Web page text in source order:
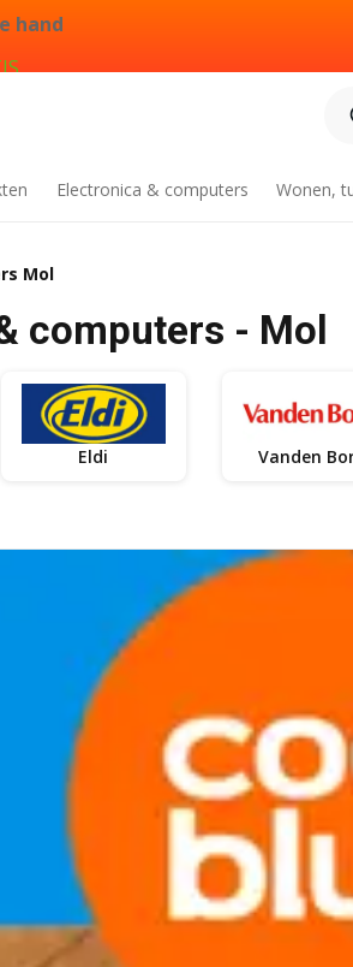
hand
Electronica & computers Wonen,
Mol
computers - Mol
Eldi Vanden